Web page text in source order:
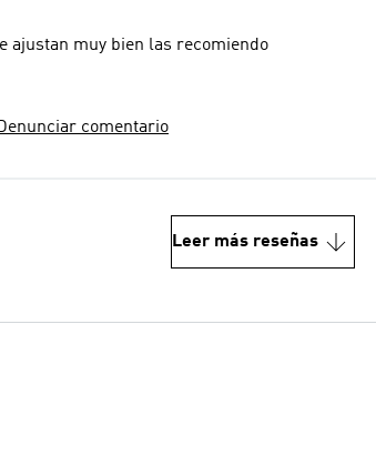
ajustan muy bien las recomiendo
comentario
Leer más reseñas